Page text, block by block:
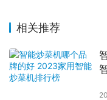
相关推荐